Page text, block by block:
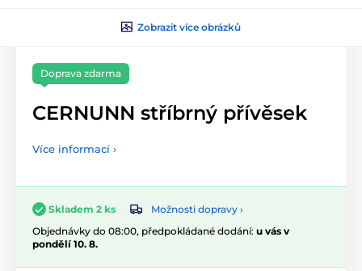
Zobrazit více obrázků
Doprava zdarma
CERNUNN stříbrný přívěsek
Více informací ›
Skladem 2 ks
Možnosti dopravy ›
Objednávky do 08:00, předpokládané dodání: u vás v
pondělí 10. 8.